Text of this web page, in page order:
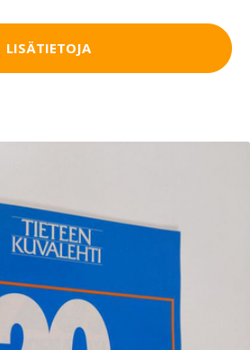
LISÄTIETOJA